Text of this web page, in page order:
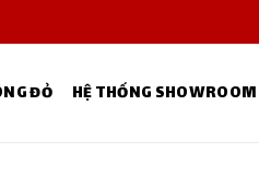
ĐỎ HỆ THỐNG SHOWROOM